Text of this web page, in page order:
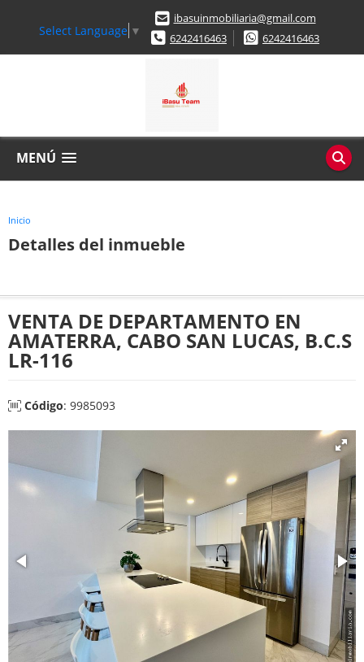
Select Language ▼
ibasuinmobiliaria@gmail.com
6242416463
6242416463
MENÚ
Inicio
Detalles del inmueble
VENTA DE DEPARTAMENTO EN
AMATERRA, CABO SAN LUCAS, B.C.S
LR-116
Código: 9985093